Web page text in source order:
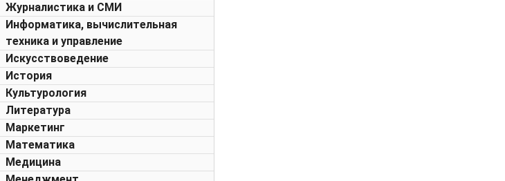
Журналистика и СМИ
Информатика, вычислительная
техника и управление
Искусствоведение
История
Культурология
Литература
Маркетинг
Математика
Медицина